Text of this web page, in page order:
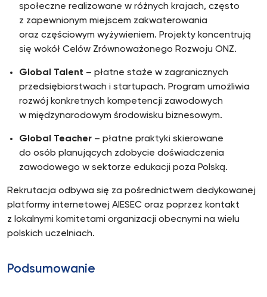
społeczne realizowane w różnych krajach, często
z zapewnionym miejscem zakwaterowania
oraz częściowym wyżywieniem. Projekty koncentrują
się wokół Celów Zrównoważonego Rozwoju ONZ.
Global Talent – płatne staże w zagranicznych
przedsiębiorstwach i startupach. Program umożliwia
rozwój konkretnych kompetencji zawodowych
w międzynarodowym środowisku biznesowym.
Global Teacher – płatne praktyki skierowane
do osób planujących zdobycie doświadczenia
zawodowego w sektorze edukacji poza Polską.
Rekrutacja odbywa się za pośrednictwem dedykowanej
platformy internetowej AIESEC oraz poprzez kontakt
z lokalnymi komitetami organizacji obecnymi na wielu
polskich uczelniach.
Podsumowanie